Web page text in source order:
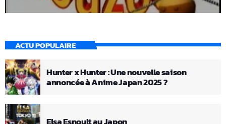
ACTU POPULAIRE
Hunter x Hunter : Une nouvelle saison
annoncée à Anime Japan 2025 ?
Elsa Esnoult au Japon